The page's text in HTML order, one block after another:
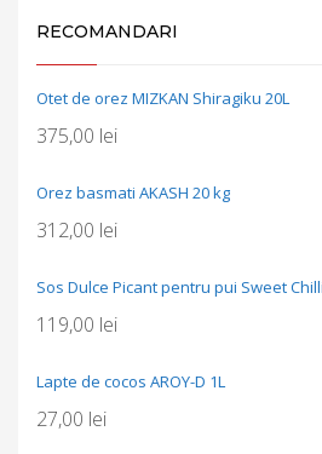
RECOMANDARI
Otet de orez MIZKAN Shiragiku 20L
375,00 lei
Orez basmati AKASH 20 kg
312,00 lei
Sos Dulce Picant pentru pui Sweet
119,00 lei
Lapte de cocos AROY-D 1L
27,00 lei